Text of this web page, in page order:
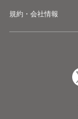
規約・会社情報